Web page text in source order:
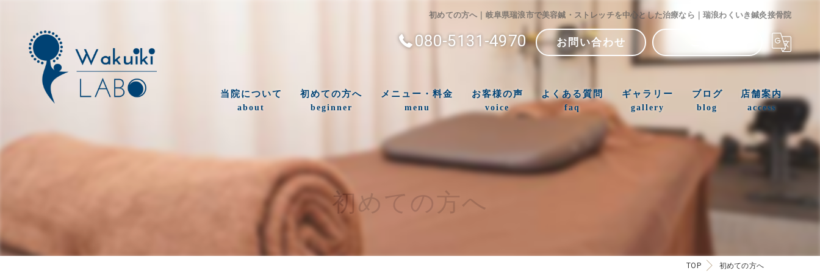
初めての方へ｜岐阜県瑞浪市で美容鍼・ストレッチを中心とした治療なら｜瑞浪わくいき鍼灸接骨院
080-5131-4970 お問い合わせ
当院について
about
初めての方へ
beginner
メニュー・料金
menu
お客様の声
voice
よくある質問
faq
ギャラリー
gallery
ブログ
blog
店舗案内
access
初めての方へ
TOP 初めての方へ